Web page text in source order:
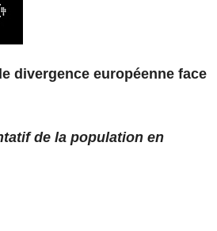
divergence européenne face
de la population en